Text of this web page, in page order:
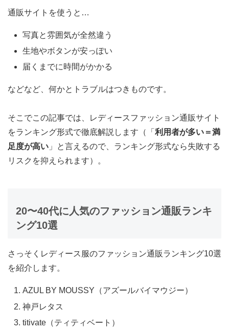
通販サイトを使うと…
写真と雰囲気が全然違う
生地やボタンが安っぽい
届くまでに時間がかかる
などなど、何かとトラブルはつきものです。
そこでこの記事では、レディースファッション通販サイト
をランキング形式で徹底解説します（「 利用者が多い＝満
足度が高い 」と言えるので、ランキング形式なら失敗する
リスクを抑えられます）。
20〜40代に人気のファッション通販ランキ
ング10選
さっそくレディース服のファッション通販ランキング10選
を紹介します。
AZUL BY MOUSSY（アズールバイマウジー）
神戸レタス
titivate（ティティベート）